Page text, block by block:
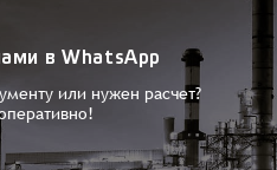
в WhatsApp
или нужен расчет?